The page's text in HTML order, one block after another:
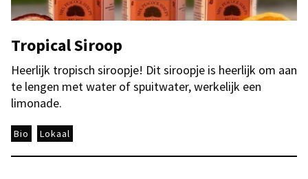
Tropical Siroop
Heerlijk tropisch siroopje! Dit siroopje is heerlijk om aan
te lengen met water of spuitwater, werkelijk een
limonade.
Bio Lokaal